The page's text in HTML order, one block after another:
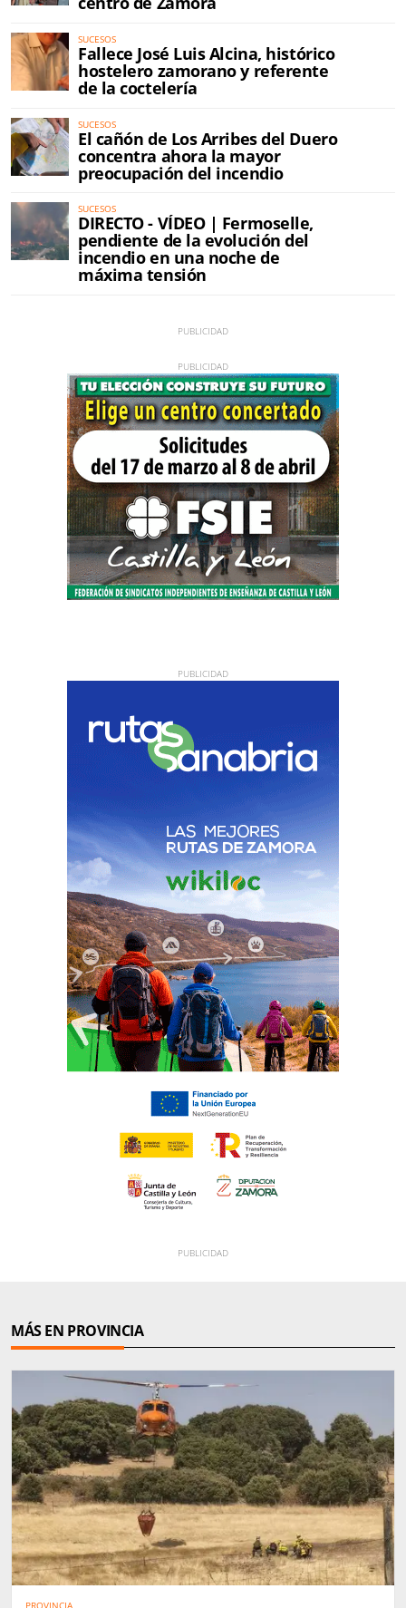
SUCESOS
Fallece José Luis Alcina, histórico
hostelero zamorano y referente
de la coctelería
SUCESOS
El cañón de Los Arribes del Duero
concentra ahora la mayor
preocupación del incendio
SUCESOS
DIRECTO - VÍDEO | Fermoselle,
pendiente de la evolución del
incendio en una noche de
máxima tensión
MÁS EN PROVINCIA
PROVINCIA